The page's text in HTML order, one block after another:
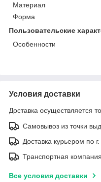
Материал
Форма
Пользовательские
Особенности
Условия доставки
Доставка осуществляется
Самовывоз из точки
Доставка курьером по
Транспортная
Все условия доставки